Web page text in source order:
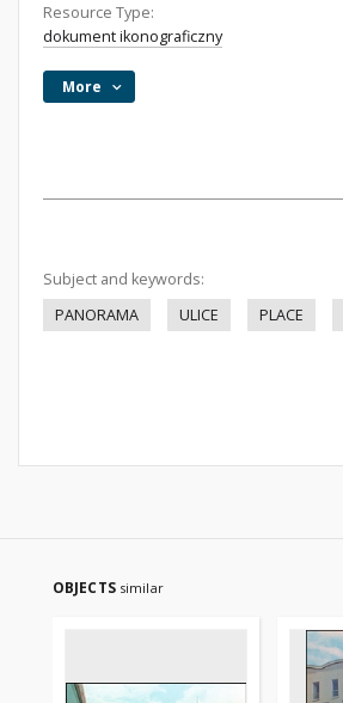
Resource Type:
dokument ikonograficzny
More
Subject and keywords:
PANORAMA
ULICE PLACE
OBJECTS similar